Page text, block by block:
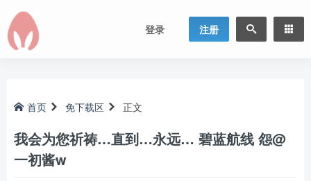
登录 注册
首页 免下载区 正文
我会为您祈祷…直到…永远… 碧蓝航线 怨@
一初酱w